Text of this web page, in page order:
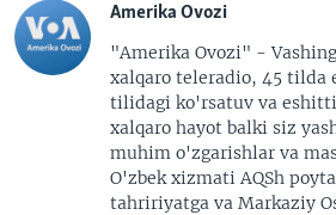
Amerika Ovozi
"Amerika Ovozi" -
xalqaro teleradio, 45 tilda
tilidagi ko'rsatuv va
xalqaro hayot balki siz
muhim o'zgarishlar va
O'zbek xizmati AQSh
tahririyatga va Markaziy